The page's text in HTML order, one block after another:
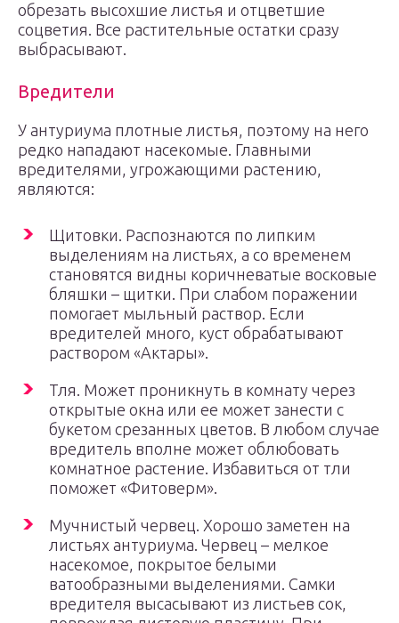
обрезать высохшие листья и отцветшие
соцветия. Все растительные остатки сразу
выбрасывают.
Вредители
У антуриума плотные листья, поэтому на него
редко нападают насекомые. Главными
вредителями, угрожающими растению,
являются:
Щитовки. Распознаются по липким
выделениям на листьях, а со временем
становятся видны коричневатые восковые
бляшки – щитки. При слабом поражении
помогает мыльный раствор. Если
вредителей много, куст обрабатывают
раствором «Актары».
Тля. Может проникнуть в комнату через
открытые окна или ее может занести с
букетом срезанных цветов. В любом случае
вредитель вполне может облюбовать
комнатное растение. Избавиться от тли
поможет «Фитоверм».
Мучнистый червец. Хорошо заметен на
листьях антуриума. Червец – мелкое
насекомое, покрытое белыми
ватообразными выделениями. Самки
вредителя высасывают из листьев сок,